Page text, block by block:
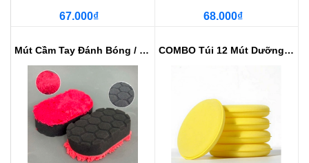
67.000₫ 68.000₫
Mút Cầm Tay Đánh Bóng / Dưỡng Sá... COMBO Túi 12 Mút Dưỡng Sáp Tròn